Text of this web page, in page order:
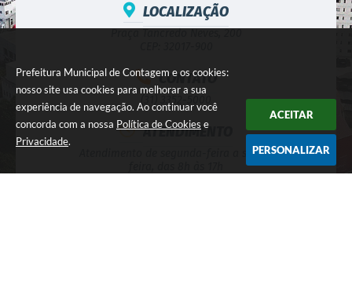
Prefeitura Municipal de Contagem e os cookies:
nosso site usa cookies para melhorar a sua
experiência de navegação. Ao continuar você
concorda com a nossa Política de Cookies e
Privacidade.
ACEITAR
PERSONALIZAR
LOCALIZAÇÃO
CONTATO
(31) 3352-5000
ATENDIMENTO
Atendimento de segunda-feira a sexta-